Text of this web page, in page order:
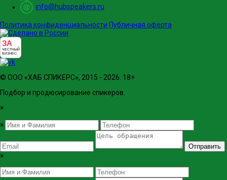
info@hubspeakers.ru
Политика конфиденциальности Публичная оферта
ЗА
ЧЕСТНЫЙ
БИЗНЕС
© ООО «ХАБ СПИКЕРС», 2015 - 2026. 18+
Подбор и продюсирование спикеров.
×
×
Отправить
×